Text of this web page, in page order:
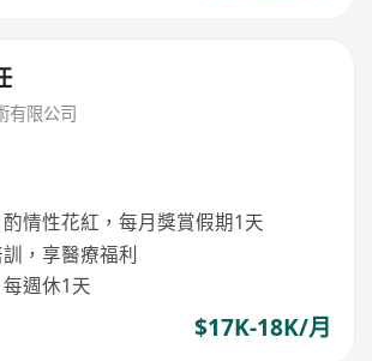
有限公司
情性花紅，每月獎賞假期1天
，享醫療福利
週休1天
$17K-18K/月